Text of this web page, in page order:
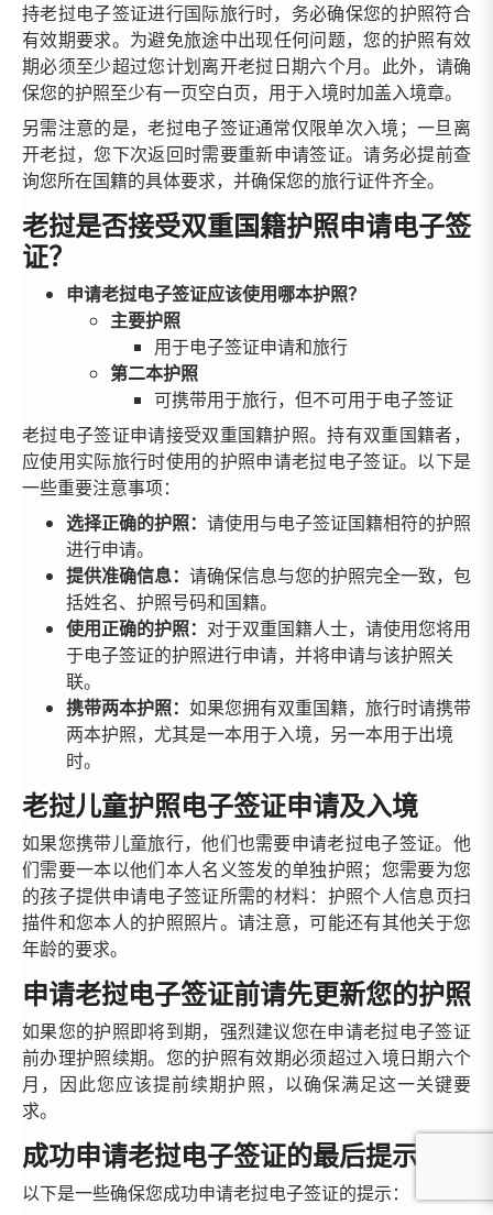
持老挝电子签证进行国际旅行时，务必确保您的护照符合
有效期要求。为避免旅途中出现任何问题，您的护照有效
期必须至少超过您计划离开老挝日期六个月。此外，请确
保您的护照至少有一页空白页，用于入境时加盖入境章。
另需注意的是，老挝电子签证通常仅限单次入境；一旦离
开老挝，您下次返回时需要重新申请签证。请务必提前查
询您所在国籍的具体要求，并确保您的旅行证件齐全。
老挝是否接受双重国籍护照申请电子签
证？
申请老挝电子签证应该使用哪本护照？
主要护照
用于电子签证申请和旅行
第二本护照
可携带用于旅行，但不可用于电子签证
老挝电子签证申请接受双重国籍护照。持有双重国籍者，
应使用实际旅行时使用的护照申请老挝电子签证。以下是
一些重要注意事项：
选择正确的护照： 请使用与电子签证国籍相符的护照
进行申请。
提供准确信息： 请确保信息与您的护照完全一致，包
括姓名、护照号码和国籍。
使用正确的护照： 对于双重国籍人士，请使用您将用
于电子签证的护照进行申请，并将申请与该护照关
联。
携带两本护照： 如果您拥有双重国籍，旅行时请携带
两本护照，尤其是一本用于入境，另一本用于出境
时。
老挝儿童护照电子签证申请及入境
如果您携带儿童旅行，他们也需要申请老挝电子签证。他
们需要一本以他们本人名义签发的单独护照；您需要为您
的孩子提供申请电子签证所需的材料：护照个人信息页扫
描件和您本人的护照照片。请注意，可能还有其他关于您
年龄的要求。
申请老挝电子签证前请先更新您的护照
如果您的护照即将到期，强烈建议您在申请老挝电子签证
前办理护照续期。您的护照有效期必须超过入境日期六个
月，因此您应该提前续期护照，以确保满足这一关键要
求。
成功申请老挝电子签证的最后提示
以下是一些确保您成功申请老挝电子签证的提示：